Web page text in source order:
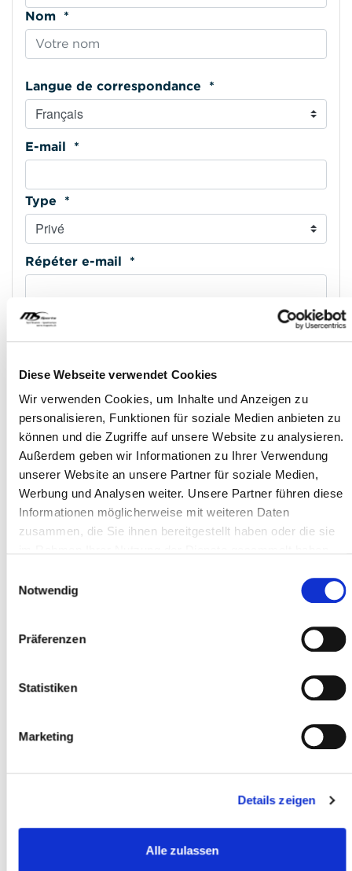
Diese Webseite verwendet Cookies
Wir verwenden Cookies, um Inhalte und Anzeigen zu
personalisieren, Funktionen für soziale Medien anbieten zu
können und die Zugriffe auf unsere Website zu analysieren.
Außerdem geben wir Informationen zu Ihrer Verwendung
unserer Website an unsere Partner für soziale Medien,
Werbung und Analysen weiter. Unsere Partner führen diese
Informationen möglicherweise mit weiteren Daten
zusammen, die Sie ihnen bereitgestellt haben oder die sie
Notwendig
Präferenzen
Statistiken
Marketing
Details zeigen
Alle zulassen
Nom *
Langue de correspondance *
E-mail *
Type *
Répéter e-mail *
Type *
Adresse ligne 1 *
Code postal *
Participant
Ajouter des participants
J'ai lula politique de confidentialitéet je
Finaliser votre inscription